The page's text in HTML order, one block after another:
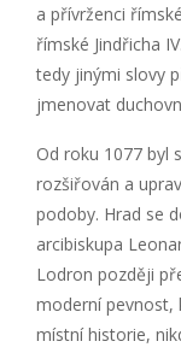
a přívrženci
římské Jindřicha
tedy jinými slovy
jmenovat
Od roku 1077 byl
rozšiřován a
podoby. Hrad se
arcibiskupa
Lodron později
moderní pevnost,
místní historie,